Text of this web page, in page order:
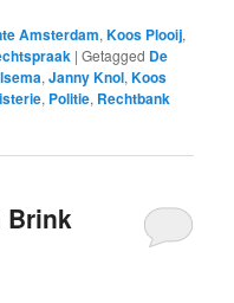
Amsterdam,Koos Plooij,
|Getagged De
,Janny Knol,Koos
, Politie, Rechtbank
Brink